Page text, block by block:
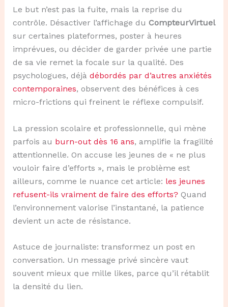
Le but n’est pas la fuite, mais la reprise du
contrôle. Désactiver l’affichage du CompteurVirtuel
sur certaines plateformes, poster à heures
imprévues, ou décider de garder privée une partie
de sa vie remet la focale sur la qualité. Des
psychologues, déjà débordés par d’autres anxiétés
contemporaines, observent des bénéfices à ces
micro-frictions qui freinent le réflexe compulsif.
La pression scolaire et professionnelle, qui mène
parfois au burn-out dès 16 ans, amplifie la fragilité
attentionnelle. On accuse les jeunes de « ne plus
vouloir faire d’efforts », mais le problème est
ailleurs, comme le nuance cet article: les jeunes
refusent-ils vraiment de faire des efforts?Quand
l’environnement valorise l’instantané, la patience
devient un acte de résistance.
Astuce de journaliste: transformez un post en
conversation. Un message privé sincère vaut
souvent mieux que mille likes, parce qu’il rétablit
la densité du lien.